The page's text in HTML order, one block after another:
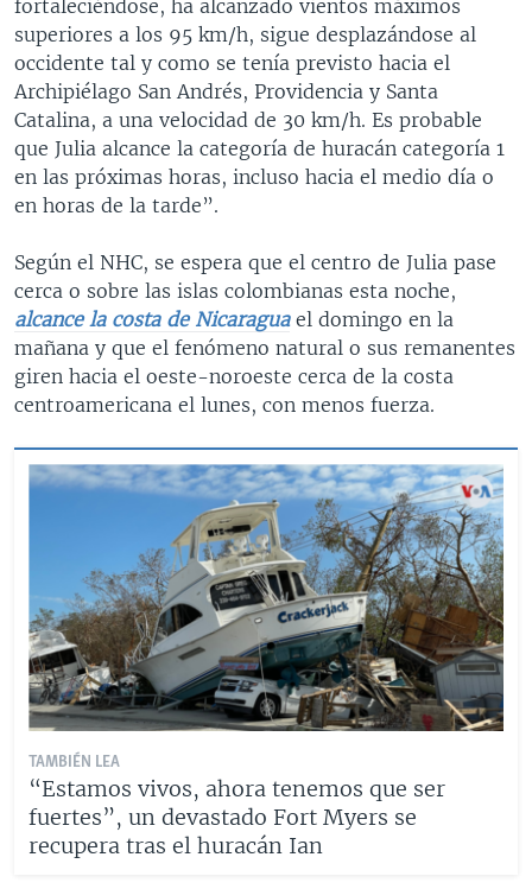
fortaleciéndose, ha alcanzado vientos máximos
superiores a los 95 km/h, sigue desplazándose al
occidente tal y como se tenía previsto hacia el
Archipiélago San Andrés, Providencia y Santa
Catalina, a una velocidad de 30 km/h. Es probable
que Julia alcance la categoría de huracán categoría 1
en las próximas horas, incluso hacia el medio día o
en horas de la tarde”.
Según el NHC, se espera que el centro de Julia pase
cerca o sobre las islas colombianas esta noche,
alcance la costa de Nicaraguael domingo en la
mañana y que el fenómeno natural o sus remanentes
giren hacia el oeste-noroeste cerca de la costa
centroamericana el lunes, con menos fuerza.
TAMBIÉN LEA
“Estamos vivos, ahora tenemos que ser
fuertes”, un devastado Fort Myers se
recupera tras el huracán Ian